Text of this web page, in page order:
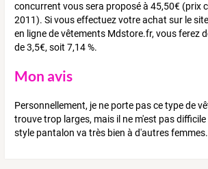
concurrent vous sera proposé à 45,50€ (prix
2011). Si vous effectuez votre achat sur le
en ligne de vêtements Mdstore.fr, vous ferez
de 3,5€, soit 7,14 %.
Mon avis
Personnellement, je ne porte pas ce type de
trouve trop larges, mais il ne m'est pas
style pantalon va très bien à d'autres femmes.